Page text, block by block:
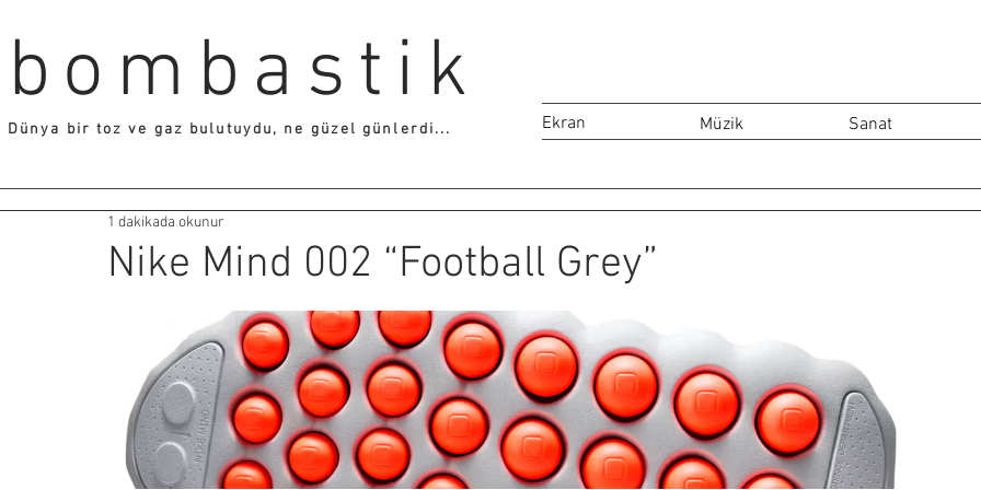
bombastik
Dünya bir toz ve gaz bulutuydu, ne güzel günlerdi... Ekran Müzik Sanat
Nike Mind 002 “Football Grey”
1 dakikada okunur